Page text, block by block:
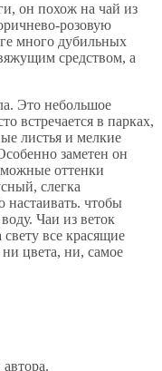
он похож на чай из
розовую
много дубильных
средством, а
Это небольшое
встречается в парках,
листья и мелкие
заметен он
оттенки
слегка
настаивать. чтобы
Чаи из веток
свету все красящие
ни цвета, ни, самое